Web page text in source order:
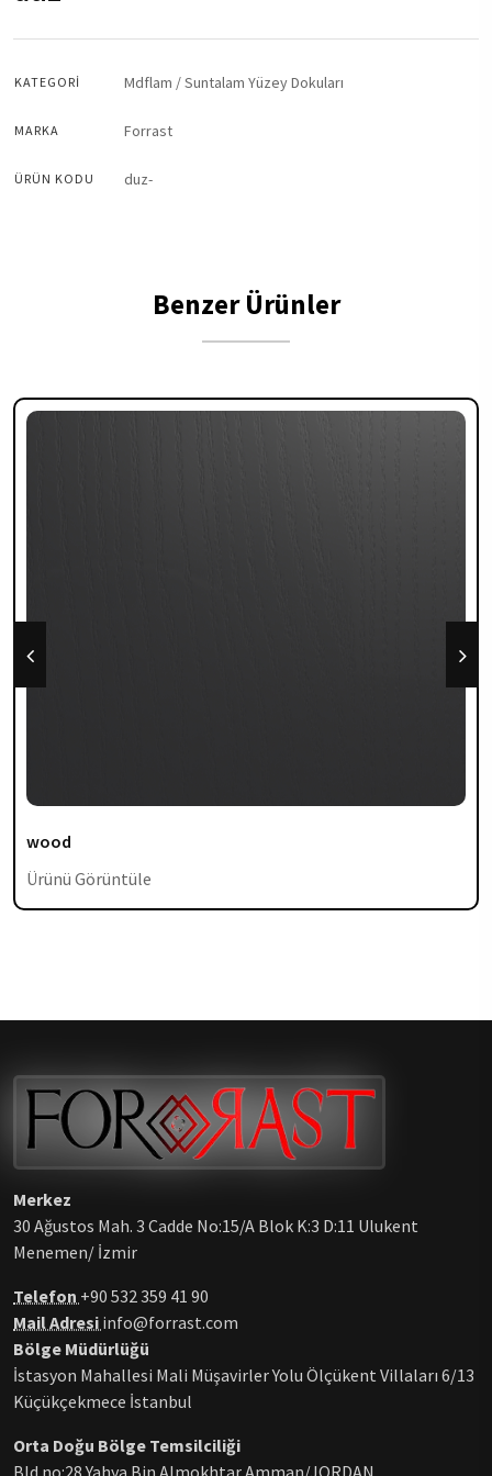
KATEGORI Mdflam / Suntalam Yüzey Dokuları
MARKA Forrast
ÜRÜN KODU duz-
Benzer Ürünler
wood
Ürünü Görüntüle
Merkez
30 Ağustos Mah. 3 Cadde No:15/A Blok K:3 D:11 Ulukent
Menemen/ İzmir
Telefon +90 532 359 41 90
Mail Adresi info@forrast.com
Bölge Müdürlüğü
İstasyon Mahallesi Mali Müşavirler Yolu Ölçükent Villaları 6/13
Küçükçekmece İstanbul
Orta Doğu Bölge Temsilciliği